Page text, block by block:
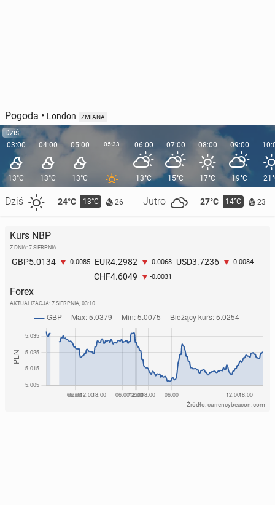
Pogoda • London ZMIANA
Dziś
03:00
13°C
Dziś 24°C 13°C 26 Jutro 27°C 14°C 23
04:00
13°C
05:00
13°C
05:33 06:00
13°C
07:00
15°C
08:00
17°C
09:00
19°C
Kurs NBP
Z DNIA: 7 SIERPNIA
GBP5.0134 -0.0085 EUR4.2982 -0.0068 USD3.7236 -0.0084
CHF4.6049 -0.0031
Forex
AKTUALIZACJA: 7 SIERPNIA, 03:10
Źródło: currencybeacon.com